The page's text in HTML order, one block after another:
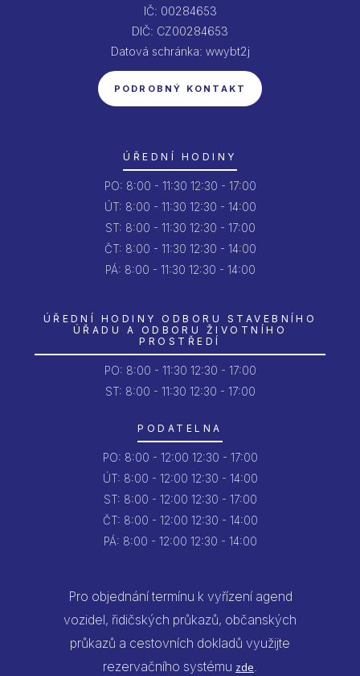
IČ: 00284653
DIČ: CZ00284653
Datová schránka: wwybt2j
PODROBNÝ KONTAKT
ÚŘEDNÍ HODINY
PO: 8:00 - 11:30 12:30 - 17:00
ÚT: 8:00 - 11:30 12:30 - 14:00
ST: 8:00 - 11:30 12:30 - 17:00
ČT: 8:00 - 11:30 12:30 - 14:00
PÁ: 8:00 - 11:30 12:30 - 14:00
ÚŘEDNÍ HODINY ODBORU STAVEBNÍHO
ÚŘADU A ODBORU ŽIVOTNÍHO
PROSTŘEDÍ
PO: 8:00 - 11:30 12:30 - 17:00
ST: 8:00 - 11:30 12:30 - 17:00
PODATELNA
PO: 8:00 - 12:00 12:30 - 17:00
ÚT: 8:00 - 12:00 12:30 - 14:00
ST: 8:00 - 12:00 12:30 - 17:00
ČT: 8:00 - 12:00 12:30 - 14:00
PÁ: 8:00 - 12:00 12:30 - 14:00
Pro objednání termínu k vyřízení agend
vozidel, řidičských průkazů, občanských
průkazů a cestovních dokladů využijte
rezervačního systému zde.